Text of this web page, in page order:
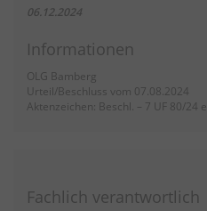
06.12.2024
Informationen
OLG Bamberg
Urteil/Beschluss vom 07.08.2024
Aktenzeichen: Beschl. – 7 UF 80/24 e
Fachlich verantwortlich